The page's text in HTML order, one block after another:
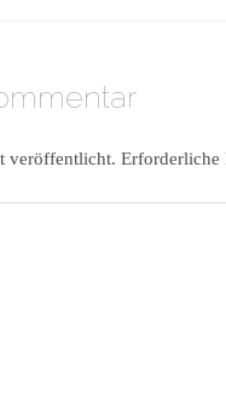
veröffentlicht.